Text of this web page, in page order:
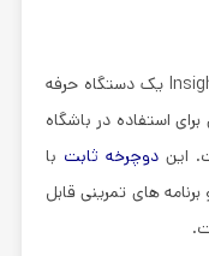
یک دستگاه حرفه
استفاده در باشگاه
ایندوچرخه ثابت با
های تمرینی قابل